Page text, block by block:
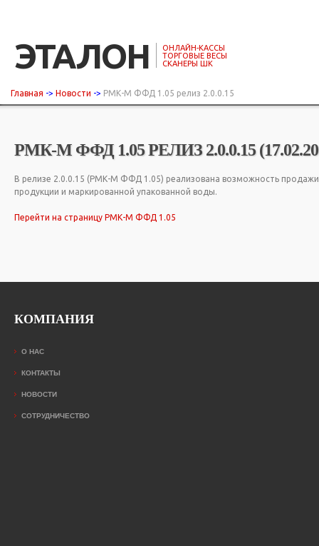
ЭТАЛОН
ОНЛАЙН-КАССЫ
ТОРГОВЫЕ ВЕСЫ
СКАНЕРЫ ШК
Главная -> Новости -> РМК-М ФФД 1.05 релиз 2.0.0.15
РМК-М ФФД 1.05 РЕЛИЗ 2.0.0.15
В релизе 2.0.0.15 (РМК-М ФФД 1.05) реализована возможность
продукции и маркированной упакованной воды.
Перейти на страницу РМК-М ФФД 1.05
КОМПАНИЯ
О НАС
КОНТАКТЫ
НОВОСТИ
СОТРУДНИЧЕСТВО